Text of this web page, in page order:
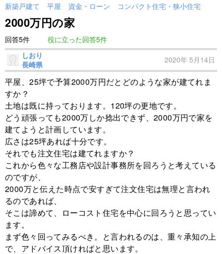
新築戸建て 平屋 資金・ローン コンパクト住宅・狭小住宅
2000万円の家
回答5件
役に立った回答5件
しおり
長崎県
2020年 5月14日
平屋、25坪で予算2000万円だとどのような家が建てれま
すか？
土地は既に持っております。120坪の更地です。
どう頑張っても2000万しか捻出できず、2000万円で家を
建てようと計画しています。
広さは25坪あれば十分です。
それでも注文住宅は建てれますか？
これから色々な工務店や設計事務所を回ろうと考えている
のですが、
2000万と伝えた時点で安すぎて注文住宅は無理と言われ
るのであれば、
そこは諦めて、ローコスト住宅を中心に回ろうと思ってい
ます。
まず色々回ってみるべき。と言われるのは、重々承知の上
で、アドバイス頂ければと思います。